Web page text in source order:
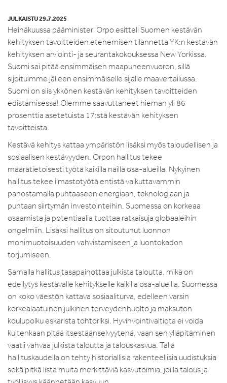
JULKAISTU 29.7.2025
Heinäkuussa pääministeri Orpo esitteli Suomen kestävän
kehityksen tavoitteiden etenemisen tilannetta YK:n kestävän
kehityksen arviointi- ja seurantakokouksessa New Yorkissa.
Suomi sai pitää ensimmäisen maapuheenvuoron, sillä
sijoituimme jälleen ensimmäiselle sijalle maavertailussa.
Suomi on siis ykkönen kestävän kehityksen tavoitteiden
edistämisessä! Olemme saavuttaneet hieman yli 86
prosenttia asetetuista 17:stä kestävän kehityksen
tavoitteista.
Kestävä kehitys kattaa ympäristön lisäksi myös taloudellisen ja
sosiaalisen kestävyyden. Orpon hallitus tekee
määrätietoisesti työtä kaikilla näillä osa-alueilla. Nykyinen
hallitus tekee ilmastotyötä entistä vaikuttavammin
panostamalla puhtaaseen energiaan, teknologiaan ja
puhtaan siirtymän investointeihin. Suomessa on korkeaa
osaamista ja potentiaalia tuottaa ratkaisuja globaaleihin
ongelmiin. Lisäksi hallitus on sitoutunut luonnon
monimuotoisuuden vahvistamiseen ja luontokadon
torjumiseen.
Samalla hallitus tasapainottaa julkista taloutta, mikä on
edellytys kestävälle kehitykselle kaikilla osa-alueilla. Suomessa
on koko väestön kattava sosiaaliturva, edelleen varsin
korkealaatuinen julkinen terveydenhuolto ja maksuton
koulupolku eskarista tohtoriksi. Hyvinvointivaltiota ei voida
kuitenkaan pitää itsestäänselvyytenä, vaan sen ylläpitäminen
vaatii vahvaa julkista taloutta ja talouskasvua. Tällä
hallituskaudella on tehty historiallisia rakenteellisia uudistuksia
sekä pitkä lista muita merkittäviä kasvutoimia, joilla talous ja